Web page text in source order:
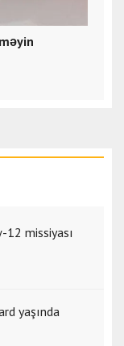
12 missiyası
yaşında